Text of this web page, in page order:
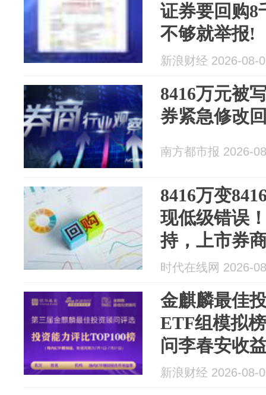
证券要回购8
不够就举报!
新浪财经 2026-08-
8416万元被
券紧急修改
南方都市报 2026-
8416万变
现低级错误
持，上市券
时代在线网 2026-
金麒麟最佳
ETF组模拟
问李春安收
第一(附
新浪财经 2026-08-